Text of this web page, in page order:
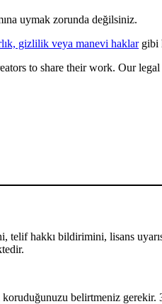
uymak zorunda değilsiniz.
gizlilik veya manevi haklargibi
to share their work. Our legal
telif hakkı bildirimini, lisans
belirtmeniz gerekir.